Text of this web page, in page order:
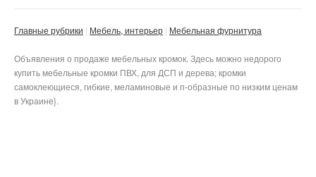
Главные рубрики Мебель, интерьер Мебельная фурнитура
Объявления о продаже мебельных кромок. Здесь можно недорого
купить мебельные кромки ПВХ, для ДСП и дерева; кромки
самоклеющиеся, гибкие, меламиновые и п-образные по низким ценам
в Украине}.